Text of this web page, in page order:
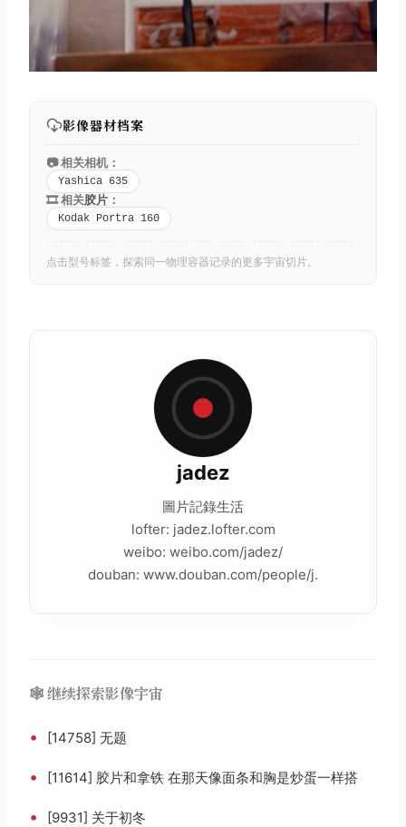
影像器材档案
📷 相关相机：
Yashica 635
🎞️ 相关胶片 ：
Kodak Portra 160
点击型号标签，探索同一物理容器记录的更多宇宙切片。
jadez
圖片記錄生活
lofter: jadez.lofter.com
weibo: weibo.com/jadez/
douban: www.douban.com/people/j.
🕸️ 继续探索影像宇宙
• [14758] 无题
• [11614] 胶片和拿铁 在那天像面条和胸是炒蛋一样搭
• [9931] 关于初冬
取消 搜索